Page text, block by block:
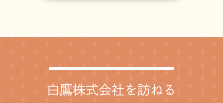
白鷹株式会社を訪ねる